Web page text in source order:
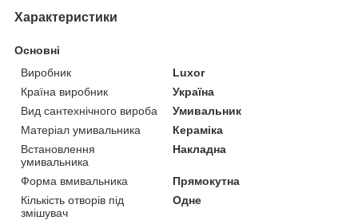
Характеристики
Основні
Виробник
Luxor
Країна виробник
Україна
Вид сантехнічного вироба
Умивальник
Матеріал умивальника
Кераміка
Встановлення
умивальника
Накладна
Форма вмивальника
Прямокутна
Кількість отворів під
змішувач
Одне